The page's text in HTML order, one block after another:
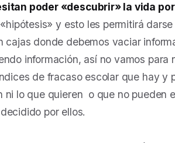
poder «descubrir» la vida
y esto les permitirá
cajas donde debemos vaciar
información, así no vamos
de fracaso escolar que hay y
ni lo que quieren o que no pueden
por ellos.